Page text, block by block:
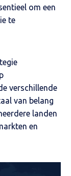
om een
te
verschillende
van belang
landen
en